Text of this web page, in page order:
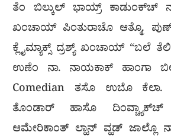
ತೆಂ ಬಿಲ್ಕುಲ್ ಭಾಯ್ರ್ ಕಾಡುಂಕ್‌ಚ್ ನಾ.
ಖಂಚಾಯ್ ಪಿಂತುರಾಚೊ ಆತ್ಮೊ. ಪುಣ್
ಕ್ಲೈಮ್ಯಾಕ್ಸ್ ದ್ರಶ್ಯ್ ಖಂಚಾಯ್ “ಬಲೆ
ಉಣೆಂ ನಾ. ನಾಯಕಾಕ್ ಹಾಂಗಾ
Comedian ತಸೊ ಉಬೊ
ತೊಂಡಾರ್ ಹಾಸೊ
ಆಮೇರಿಕಾಂತ್ ಲ್ಹಾನ್ ವ್ಹಡ್